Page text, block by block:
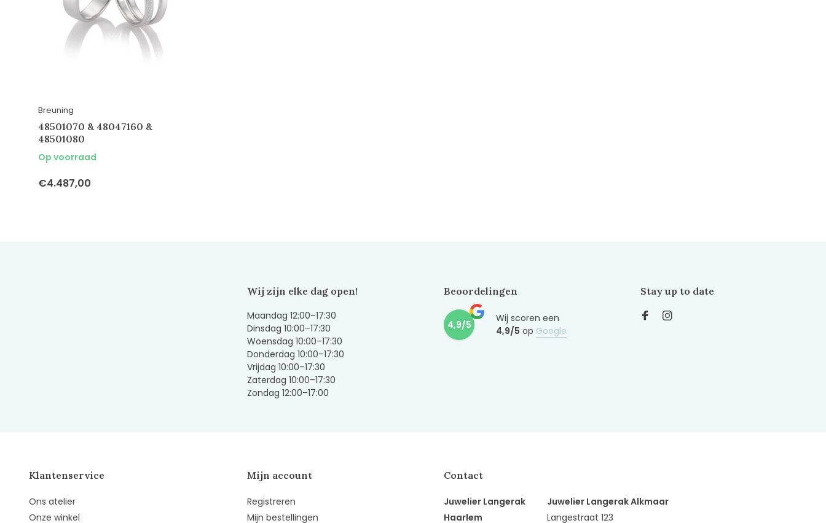
Breuning
48501070 & 48047160 &
48501080
Op voorraad
€4.487,00
Wij zijn elke dag open!
Maandag 12:00–17:30
Dinsdag 10:00–17:30
Woensdag 10:00–17:30
Donderdag 10:00–17:30
Vrijdag 10:00–17:30
Zaterdag 10:00–17:30
Zondag 12:00–17:00
Beoordelingen
4,9/5
Wij scoren een
4,9/5 op Google
Stay up to date
Klantenservice
Ons atelier
Onze winkel
Mijn account
Registreren
Mijn bestellingen
Contact
Juwelier Langerak
Haarlem
Juwelier Langerak Alkmaar
Langestraat 123